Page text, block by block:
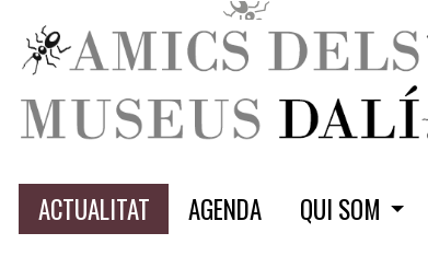
ACTUALITAT AGENDA QUI SOM